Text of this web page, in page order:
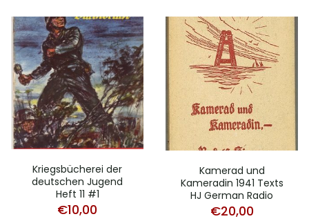
Kriegsbücherei der
deutschen Jugend
Heft 11 #1
€10,00
Kamerad und
Kameradin 1941 Texts
HJ German Radio
€20,00